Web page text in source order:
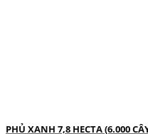
PHỦ XANH 7,8 HECTA (6.000